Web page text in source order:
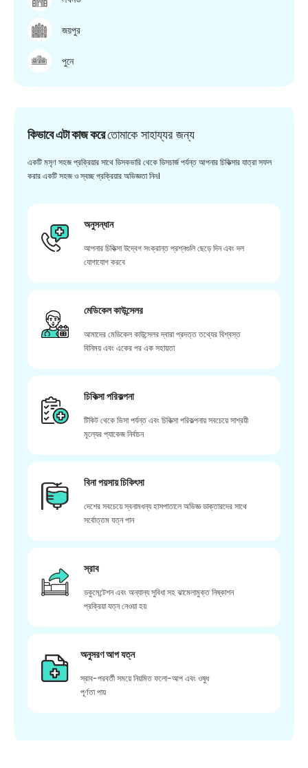
জয়পুর
পুনে
কিভাবে এটা কাজ করেতোমাকে সাহায্যর জন্য
একটি মসৃণ সহজ প্রক্রিয়ার সাথে ডিসকভারি থেকে ডিসচার্জ পর্যন্ত আপনার চিকিত্সার যাত্রা সফল
করার একটি সহজ ও স্বচ্ছ প্রক্রিয়ার অভিজ্ঞতা নিন।
অনুসন্ধান
আপনার চিকিত্সা উদ্বেগ সংক্রান্ত প্রশ্নগুলি ছেড়ে দিন এবং দল
যোগাযোগ করবে
মেডিকেল কাউন্সেলর
আমাদের মেডিকেল কাউন্সেলর দ্বারা প্রদত্ত তথ্যের বিশ্বস্ত
বিনিময় এবং একের পর এক সহায়তা
চিকিত্সা পরিকল্পনা
টিকিট থেকে ভিসা পর্যন্ত এবং চিকিত্সা পরিকল্পনায় সবচেয়ে সাশ্রয়ী
মূল্যের প্যাকেজ নির্বাচন
বিনা পয়সায় চিকিৎসা
দেশের সবচেয়ে স্বনামধন্য হাসপাতালে অভিজ্ঞ ডাক্তারদের সাথে
সর্বোত্তম যত্ন পান
স্রাব
ডকুমেন্টেশন এবং অন্যান্য সুবিধা সহ ঝামেলামুক্ত নিষ্কাশন
প্রক্রিয়া যত্ন নেওয়া হয়
অনুসরণ আপ যত্ন
স্রাব-পরবর্তী সময়ে নিয়মিত ফলো-আপ এবং ওষুধ
পূর্ণতা পায়